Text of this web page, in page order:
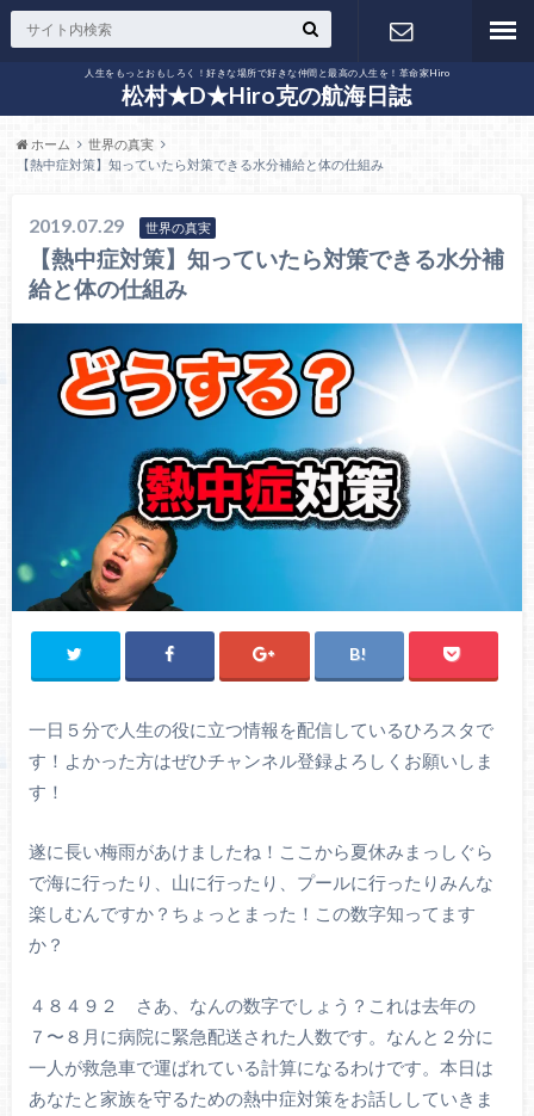
人生をもっとおもしろく！好きな場所で好きな仲間と最高の人生を！革命家Hiro
松村★D★Hiro克の航海日誌
お問い合わ
ホーム
世界の真実
【熱中症対策】知っていたら対策できる水分補給と体の仕組み
2019.07.29 世界の真実
【熱中症対策】知っていたら対策できる水分補
給と体の仕組み
一日５分で人生の役に立つ情報を配信しているひろスタで
す！よかった方はぜひチャンネル登録よろしくお願いしま
す！
遂に長い梅雨があけましたね！ここから夏休みまっしぐら
で海に行ったり、山に行ったり、プールに行ったりみんな
楽しむんですか？ちょっとまった！この数字知ってます
か？
４８４９２ さあ、なんの数字でしょう？これは去年の
７〜８月に病院に緊急配送された人数です。なんと２分に
一人が救急車で運ばれている計算になるわけです。本日は
あなたと家族を守るための熱中症対策をお話ししていきま